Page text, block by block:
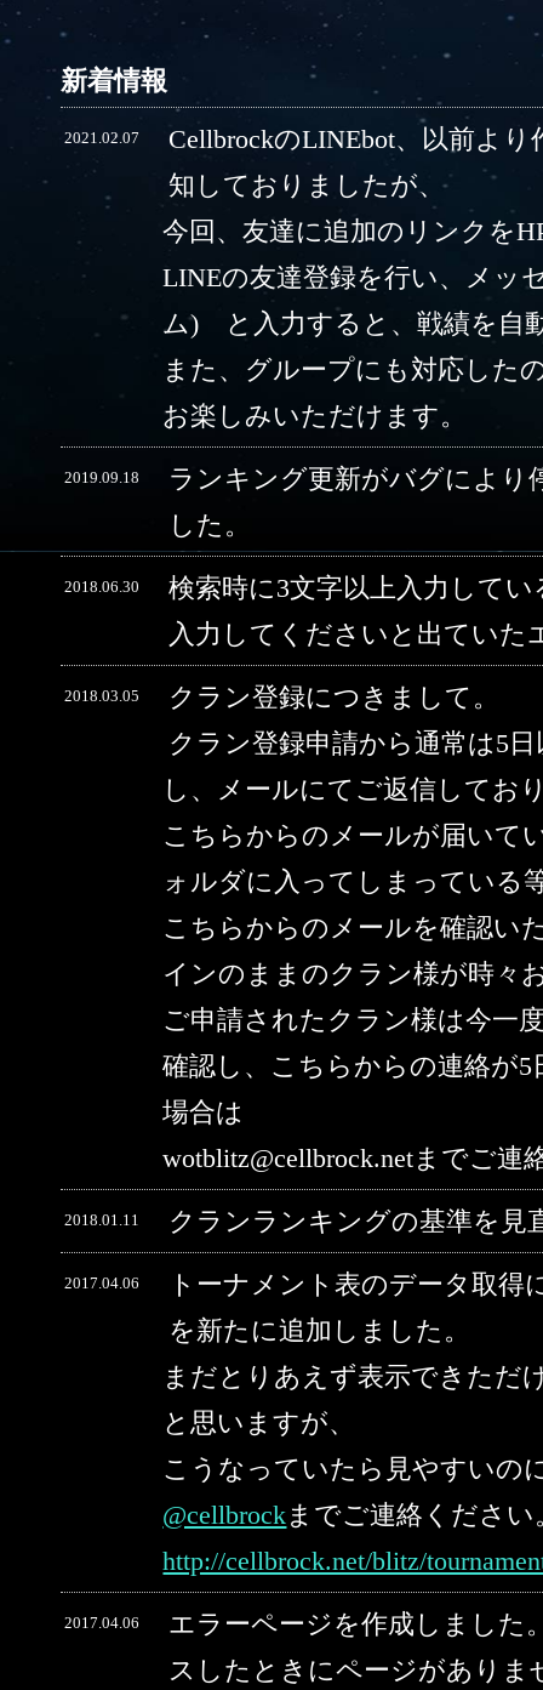
新着情報
2021.02.07
CellbrockのLINEbot、以前よ
知しておりましたが、
今回、友達に追加のリンクを
LINEの友達登録を行い、メ
ム) と入力すると、戦績を自
また、グループにも対応した
お楽しみいただけます。
2019.09.18
ランキング更新がバグにより
した。
2018.06.30
検索時に3文字以上入力して
入力してくださいと出ていた
2018.03.05
クラン登録につきまして。
クラン登録申請から通常は5
し、メールにてご返信してお
こちらからのメールが届いて
ォルダに入ってしまっている
こちらからのメールを確認い
インのままのクラン様が時々
ご申請されたクラン様は今一
確認し、こちらからの連絡が
場合は
wotblitz@cellbrock.netまでご連
2018.01.11 クランランキングの基準を見
2017.04.06
トーナメント表のデータ取
を新たに追加しました。
まだとりあえず表示できただ
と思いますが、
こうなっていたら見やすいの
@cellbrockまでご連絡ください
http://cellbrock.net/blitz/
2017.04.06
エラーページを作成しました
スしたときにページがありま